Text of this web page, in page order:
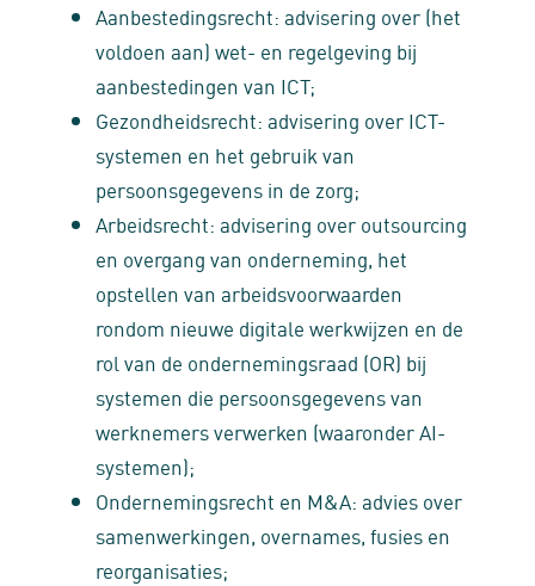
Aanbestedingsrecht: advisering over (het
voldoen aan) wet- en regelgeving bij
aanbestedingen van ICT;
Gezondheidsrecht: advisering over ICT-
systemen en het gebruik van
persoonsgegevens in de zorg;
Arbeidsrecht: advisering over outsourcing
en overgang van onderneming, het
opstellen van arbeidsvoorwaarden
rondom nieuwe digitale werkwijzen en de
rol van de ondernemingsraad (OR) bij
systemen die persoonsgegevens van
werknemers verwerken (waaronder AI-
systemen);
Ondernemingsrecht en M&A: advies over
samenwerkingen, overnames, fusies en
reorganisaties;